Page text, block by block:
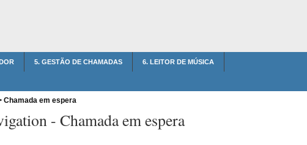
5. GESTÃO DE CHAMADAS 6. LEITOR DE MÚSICA
Chamada em espera
- Chamada em espera